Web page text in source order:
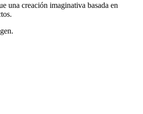
una creación imaginativa basada en